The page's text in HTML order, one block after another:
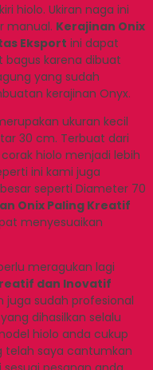
hiolo. Ukiran naga ini
manual. Kerajinan Onix
Eksport ini dapat
bagus karena dibuat
yang sudah
kerajinan Onyx.
ukuran kecil
30 cm. Terbuat dari
hiolo menjadi lebih
ini kami juga
seperti Diameter 70
Onix Paling Kreatif
menyesuaikan
meragukan lagi
dan Inovatif
juga sudah profesional
dihasilkan selalu
hiolo anda cukup
saya cantumkan